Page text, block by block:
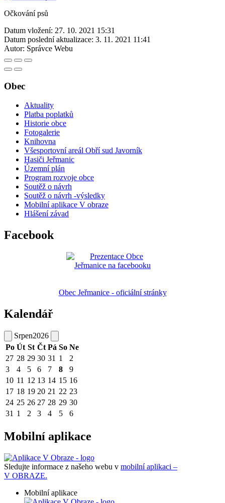
Očkování psů
Datum vložení: 27. 10. 2021 15:31
Datum poslední aktualizace: 3. 11. 2021 11:41
Autor: Správce Webu
Obec
Aktuality
Platba poplatků
Historie obce
Fotogalerie
Knihovna
Všesportovní areál Obří sud Javorník
Hasiči Jeřmanic
Územní plán
Program rozvoje obce
Soutěž o návrh
Soutěž o návrh -výsledky
Mobilní aplikace V obraze
Hlášení závad
Facebook
Obec Jeřmanice - oficiální stránky
Kalendář
Srpen2026
Po Út St Čt Pá So Ne
27 28 29 30 31 1
2
3
4 5 6 7 8
9
10 11 12 13 14 15 16
17 18 19 20 21 22 23
24 25 26 27 28 29 30
31 1 2 3 4 5 6
Mobilní aplikace
Sledujte informace z našeho webu v mobilní aplikaci –
V OBRAZE.
Mobilní aplikace